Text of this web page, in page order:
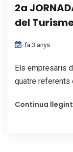
2a
del
fa 3 anys
Els empresaris
quatre referents
Continua llegint